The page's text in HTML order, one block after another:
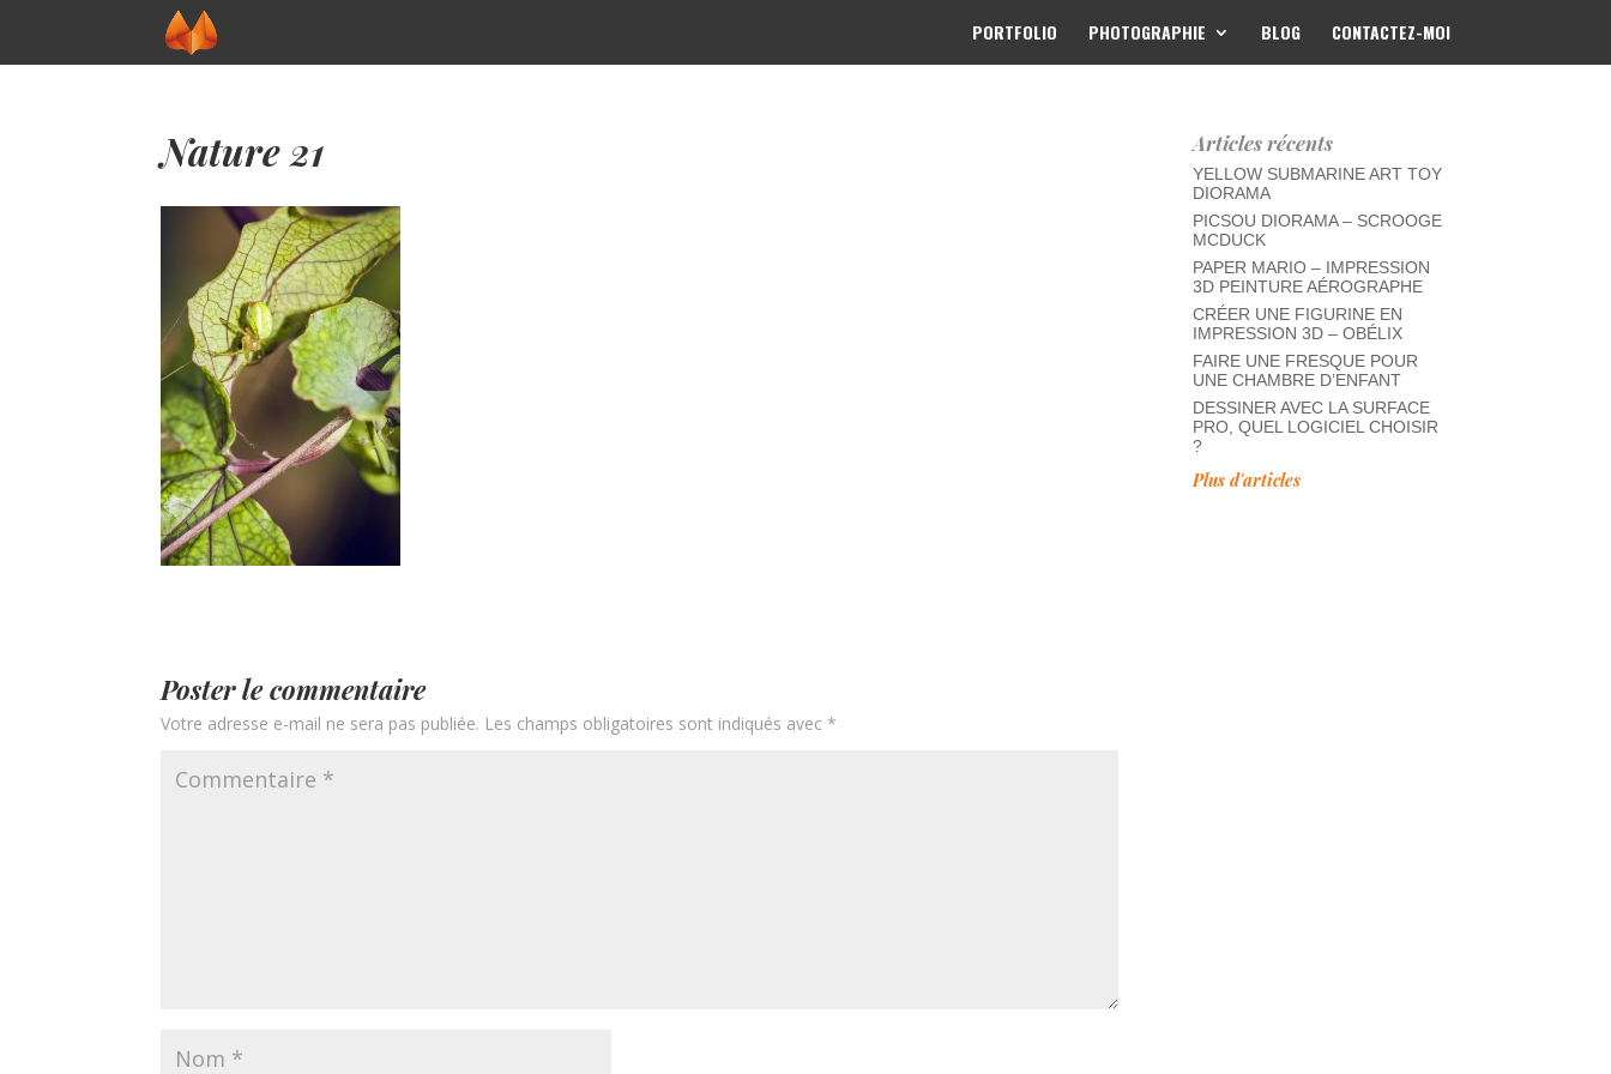
PORTFOLIO PHOTOGRAPHIE BLOG CONTACTEZ-MOI
Nature 21
Poster le commentaire
Votre adresse e-mail ne sera pas publiée. Les champs obligatoires sont indiqués avec*
Articles récents
YELLOW SUBMARINE ART TOY
DIORAMA
PICSOU DIORAMA – SCROOGE
MCDUCK
PAPER MARIO – IMPRESSION
3D PEINTURE AÉROGRAPHE
CRÉER UNE FIGURINE EN
IMPRESSION 3D – OBÉLIX
FAIRE UNE FRESQUE POUR
UNE CHAMBRE D’ENFANT
DESSINER AVEC LA SURFACE
PRO, QUEL LOGICIEL CHOISIR
?
Plus d'articles